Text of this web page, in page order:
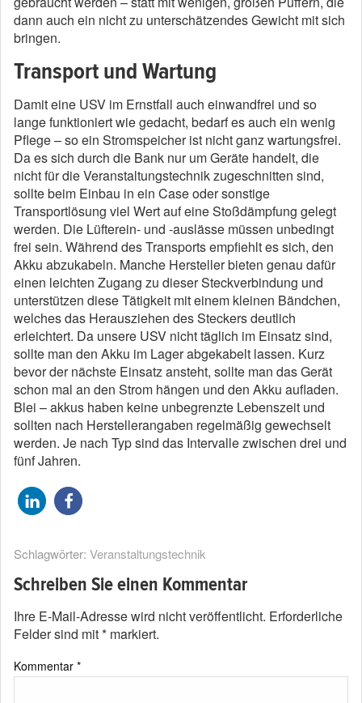
dann auch ein nicht zu unterschätzendes Gewicht mit sich
bringen.
Transport und Wartung
Damit eine USV im Ernstfall auch einwandfrei und so
lange funktioniert wie gedacht, bedarf es auch ein wenig
Pflege – so ein Stromspeicher ist nicht ganz wartungsfrei.
Da es sich durch die Bank nur um Geräte handelt, die
nicht für die Veranstaltungstechnik zugeschnitten sind,
sollte beim Einbau in ein Case oder sonstige
Transportlösung viel Wert auf eine Stoßdämpfung gelegt
werden. Die Lüfterein- und -auslässe müssen unbedingt
frei sein. Während des Transports empfiehlt es sich, den
Akku abzukabeln. Manche Hersteller bieten genau dafür
einen leichten Zugang zu dieser Steckverbindung und
unterstützen diese Tätigkeit mit einem kleinen Bändchen,
welches das Herausziehen des Steckers deutlich
erleichtert. Da unsere USV nicht täglich im Einsatz sind,
sollte man den Akku im Lager abgekabelt lassen. Kurz
bevor der nächste Einsatz ansteht, sollte man das Gerät
schon mal an den Strom hängen und den Akku aufladen.
Blei – akkus haben keine unbegrenzte Lebenszeit und
sollten nach Herstellerangaben regelmäßig gewechselt
werden. Je nach Typ sind das Intervalle zwischen drei und
fünf Jahren.
Schlagwörter: Veranstaltungstechnik
Schreiben Sie einen Kommentar
Ihre E-Mail-Adresse wird nicht veröffentlicht. Erforderliche
Felder sind mit* markiert.
Kommentar *